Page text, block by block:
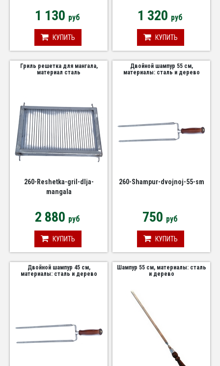
1 130 руб
КУПИТЬ
1 320 руб
КУПИТЬ
Гриль решетка для мангала,
материал сталь
260-Reshetka-gril-dlja-
mangala
2 880 руб
КУПИТЬ
Двойной шампур 55 см,
материалы: сталь и дерево
260-Shampur-dvojnoj-55-sm
750 руб
КУПИТЬ
Двойной шампур 45 см,
материалы: сталь и дерево
Шампур 55 см, материалы: сталь
и дерево